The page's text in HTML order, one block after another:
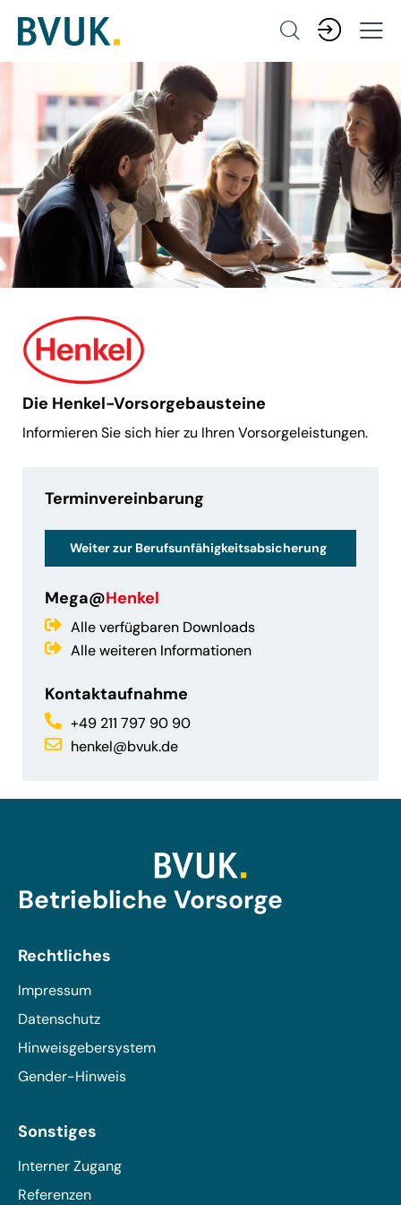
Die Henkel-Vorsorgebausteine
Informieren Sie sich hier zu Ihren Vorsorgeleistungen.
Terminvereinbarung
Weiter zur Berufsunfähigkeitsabsicherung
Mega@Henkel
Alle verfügbaren Downloads
Alle weiteren Informationen
Kontaktaufnahme
+49 211 797 90 90
henkel@bvuk.de
Betriebliche Vorsorge
Rechtliches
Impressum
Datenschutz
Hinweisgebersystem
Gender-Hinweis
Sonstiges
Interner Zugang
Referenzen